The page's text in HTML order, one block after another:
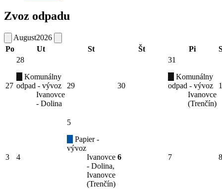
Zvoz odpadu
August2026
Po
Ut St Št Pi
27
28
Komunálny
odpad - vývoz
Ivanovce
- Dolina
29 30
31
Komunálny
odpad - vývoz
Ivanovce
(Trenčín)
1
3 4
5
Papier -
vývoz
Ivanovce
- Dolina,
Ivanovce
(Trenčín)
6 7 8